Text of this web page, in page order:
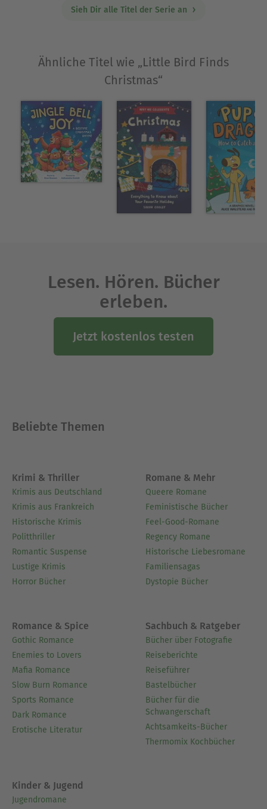
Sieh Dir alle Titel der Serie an
Ähnliche Titel wie „Little Bird Finds
Christmas“
Lesen. Hören. Bücher
erleben.
Jetzt kostenlos testen
Beliebte Themen
Krimi & Thriller
Krimis aus Deutschland
Krimis aus Frankreich
Historische Krimis
Politthriller
Romantic Suspense
Lustige Krimis
Horror Bücher
Romane & Mehr
Queere Romane
Feministische Bücher
Feel-Good-Romane
Regency Romane
Historische Liebesromane
Familiensagas
Dystopie Bücher
Romance & Spice
Gothic Romance
Enemies to Lovers
Mafia Romance
Slow Burn Romance
Sports Romance
Dark Romance
Erotische Literatur
Sachbuch & Ratgeber
Bücher über Fotografie
Reiseberichte
Reiseführer
Bastelbücher
Bücher für die
Schwangerschaft
Achtsamkeits-Bücher
Thermomix Kochbücher
Kinder & Jugend
Jugendromane